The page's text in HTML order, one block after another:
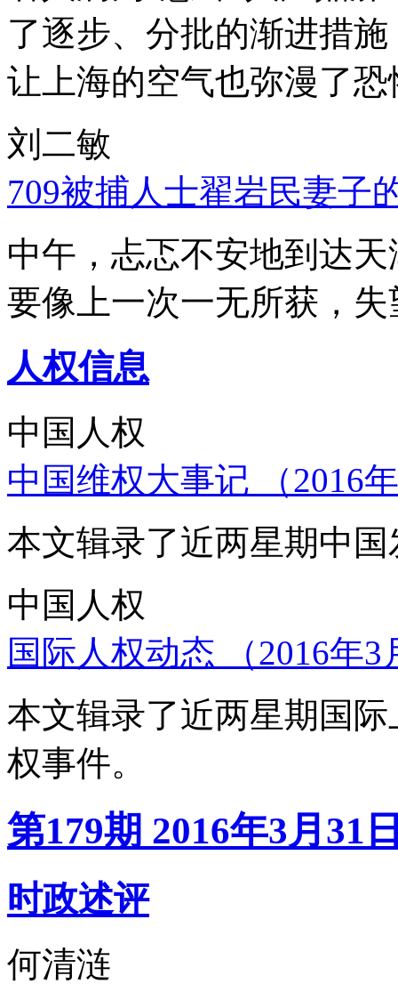
了逐步、分批的渐进措
让上海的空气也弥漫了
刘二敏
709被捕人士翟岩民妻子
中午，忐忑不安地到达
要像上一次一无所获，
人权信息
中国人权
中国维权大事记 （2016
本文辑录了近两星期中
中国人权
国际人权动态 （2016年
本文辑录了近两星期国
权事件。
第179期 2016年3月31
时政述评
何清涟